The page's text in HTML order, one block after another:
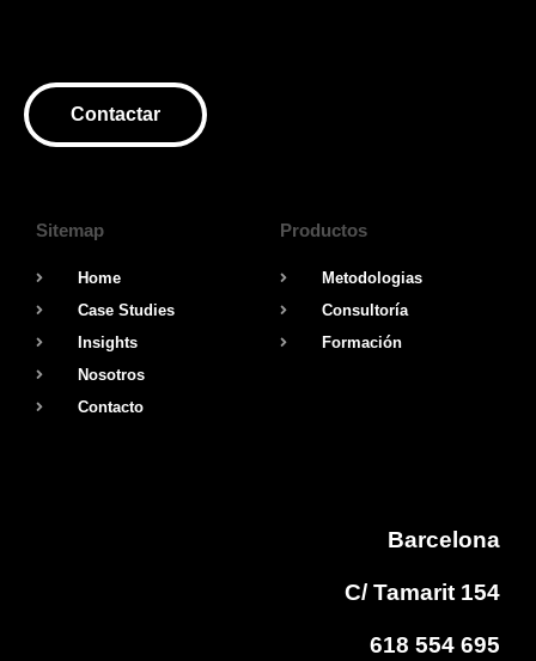
Contactar
Sitemap
Home
Case Studies
Insights
Nosotros
Contacto
Productos
Metodologias
Consultoría
Formación
Barcelona
C/ Tamarit 154
618 554 695